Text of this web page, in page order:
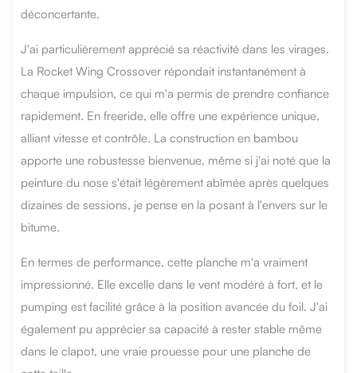
déconcertante.
J'ai particulièrement apprécié sa réactivité dans les virages.
La Rocket Wing Crossover répondait instantanément à
chaque impulsion, ce qui m'a permis de prendre confiance
rapidement. En freeride, elle offre une expérience unique,
alliant vitesse et contrôle. La construction en bambou
apporte une robustesse bienvenue, même si j'ai noté que la
peinture du nose s'était légèrement abîmée après quelques
dizaines de sessions, je pense en la posant à l'envers sur le
bitume.
En termes de performance, cette planche m'a vraiment
impressionné. Elle excelle dans le vent modéré à fort, et le
pumping est facilité grâce à la position avancée du foil. J'ai
également pu apprécier sa capacité à rester stable même
dans le clapot, une vraie prouesse pour une planche de